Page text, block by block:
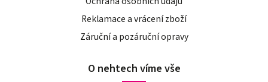
Reklamace a vrácení zboží
Záruční a pozáruční opravy
O nehtech víme vše